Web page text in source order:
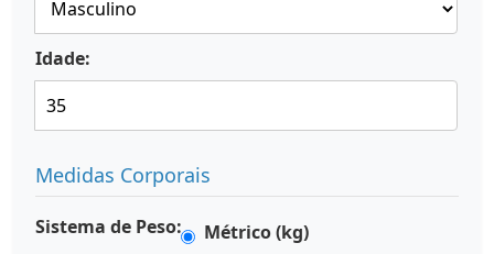
Idade:
Medidas Corporais
Sistema de Peso:
Métrico (kg)